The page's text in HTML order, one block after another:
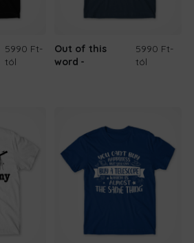
5990 Ft-
tól
Out of this
word
5990 Ft-
tól